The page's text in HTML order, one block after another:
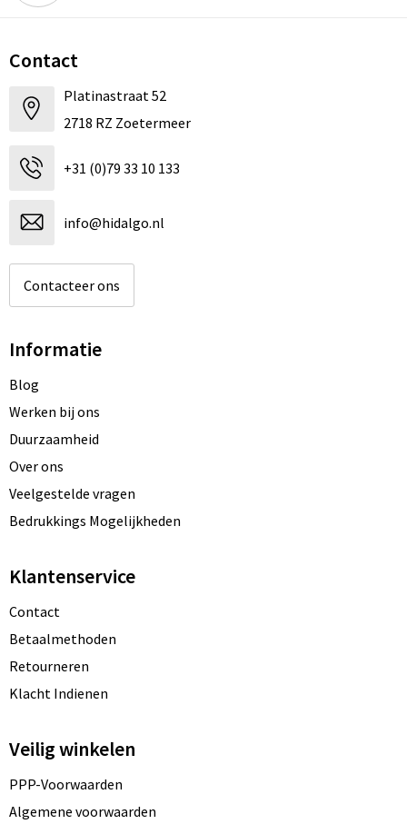
Contact
Platinastraat 52
2718 RZ Zoetermeer
+31 (0)79 33 10 133
info@hidalgo.nl
Contacteer ons
Informatie
Blog
Werken bij ons
Duurzaamheid
Over ons
Veelgestelde vragen
Bedrukkings Mogelijkheden
Klantenservice
Contact
Betaalmethoden
Retourneren
Klacht Indienen
Veilig winkelen
PPP-Voorwaarden
Algemene voorwaarden